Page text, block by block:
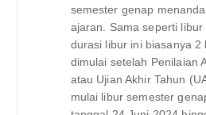
semester genap
ajaran. Sama seperti libur
durasi libur ini biasanya 2
dimulai setelah Penilaian
atau Ujian Akhir Tahun
mulai libur semester